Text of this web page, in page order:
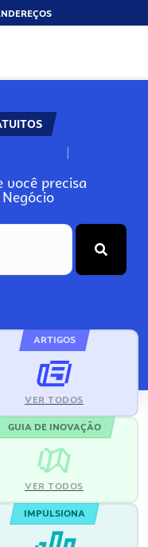
N
você precisa
ARTIGOS
VER TODOS
GUIA DE INOVAÇÃO
VER TODOS
IMPULSIONA